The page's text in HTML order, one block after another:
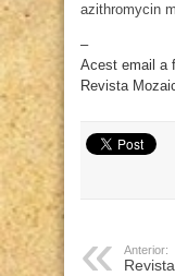
azithromycin
–
Acest email a
Revista
Anterior: